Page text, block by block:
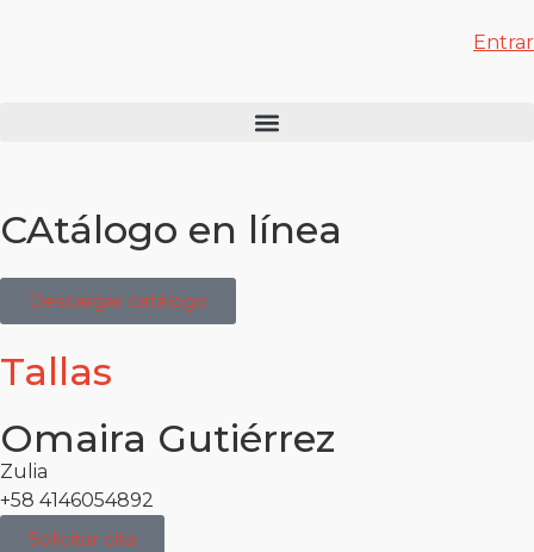
Entrar
CAtálogo en línea
Descargar catálogo
Tallas
Omaira Gutiérrez
Zulia
+58 4146054892
Solicitar cita